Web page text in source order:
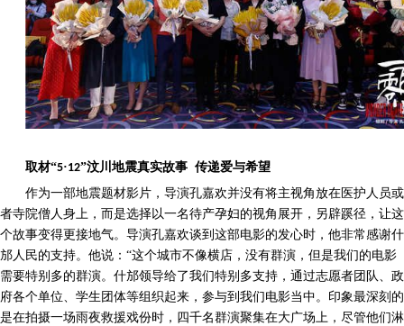
取材“5·12”汶川地震真实故事 传递爱与希望
作为一部地震题材影片，导演孔嘉欢并没有将主视角放在医护人员或
者寺院僧人身上，而是选择以一名待产孕妇的视角展开，另辟蹊径，让这
个故事变得更接地气。导演孔嘉欢谈到这部电影的发心时，他非常感谢什
邡人民的支持。他说： “这个城市不像横店，没有群演，但是我们的电影
需要特别多的群演。什邡领导给了我们特别多支持，通过志愿者团队、政
府各个单位、学生团体等组织起来，参与到我们电影当中。印象最深刻的
是在拍摄一场雨夜救援戏份时，四千名群演聚集在大广场上，尽管他们淋